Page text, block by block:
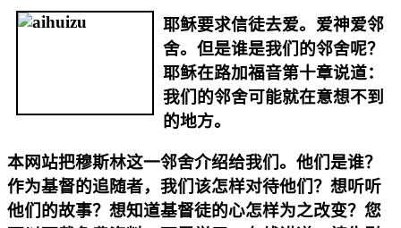
耶稣要求信徒去爱。爱神爱邻
舍。但是谁是我们的邻舍呢？
耶稣在路加福音第十章说道：
我们的邻舍可能就在意想不到
的地方。
本网站把穆斯林这一邻舍介绍给我们。他们是谁？
作为基督的追随者，我们该怎样对待他们？想听听
他们的故事？想知道基督徒的心怎样为之改变？您